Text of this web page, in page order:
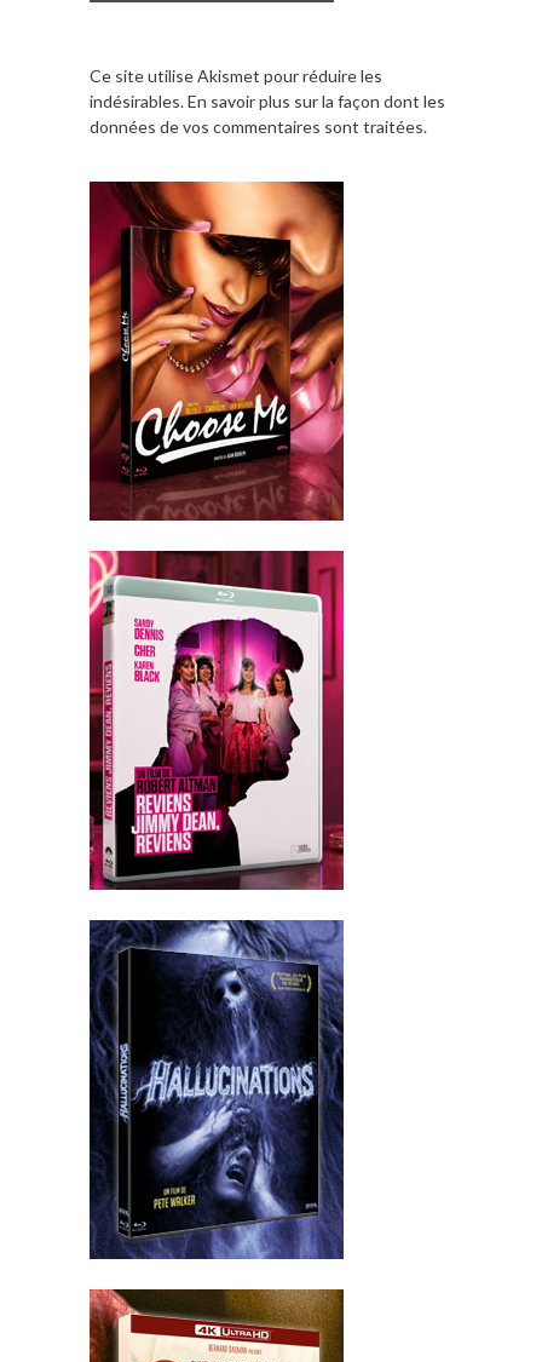
Ce site utilise Akismet pour réduire les
indésirables.En savoir plus sur la façon dont les
données de vos commentaires sont traitées.